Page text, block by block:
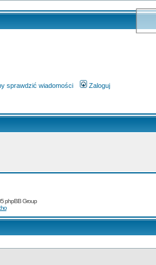
sprawdzić wiadomości Zaloguj
phpBB Group